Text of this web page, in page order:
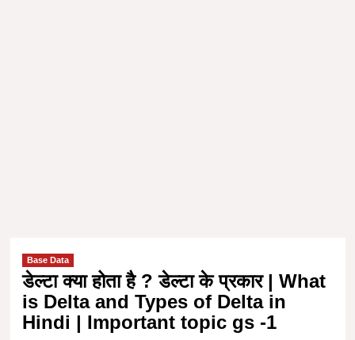
Base Data
डेल्टा क्या होता है ? डेल्टा के प्रकार | What
is Delta and Types of Delta in
Hindi | Important topic gs -1